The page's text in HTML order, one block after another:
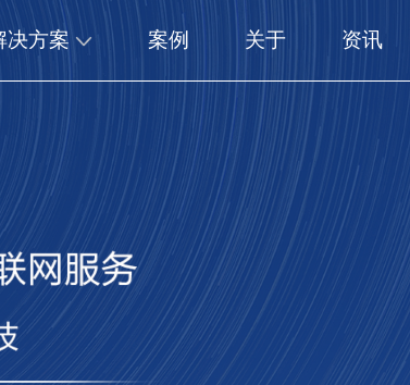
决方案 案例 关于 资讯